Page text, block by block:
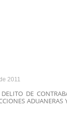
2011
DE
ADUANERAS